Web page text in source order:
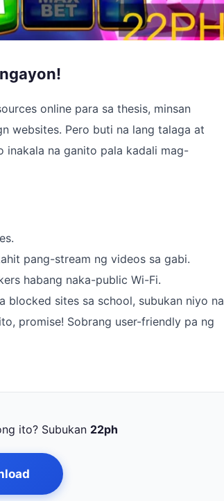
online para sa thesis, minsan
websites. Pero buti na lang talaga at
inakala na ganito pala kadali mag-
pang-stream ng videos sa gabi.
habang naka-public Wi-Fi.
blocked sites sa school, subukan niyo na
promise! Sobrang user-friendly pa ng
ito? Subukan 22ph